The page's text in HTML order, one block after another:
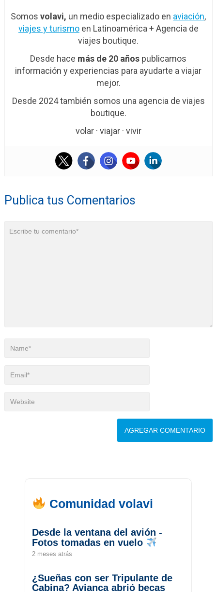
Somosvolavi, un medio especializado en aviación,
viajes y turismoen Latinoamérica + Agencia de
viajes boutique.
Desde hace más de 20 años publicamos
información y experiencias para ayudarte a viajar
mejor.
Desde 2024 también somos una agencia de viajes
boutique.
volar · viajar · vivir
Publica tus Comentarios
Comunidad volavi
Desde la ventana del avión -
Fotos tomadas en vuelo
2 meses atrás
¿Sueñas con ser Tripulante de
Cabina? Avianca abrió becas